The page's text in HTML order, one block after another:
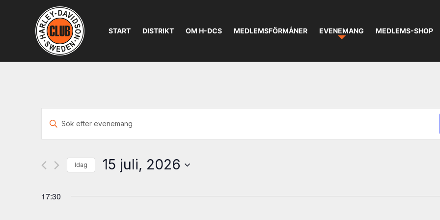
START DISTRIKT OM H-DCS MEDLEMSFÖRMÅNER EVENEMANG MEDLEMS-SHOP
Evenemang
Search
and
Views
Navigation
Ange
nyckelord.
Sök
EvenemangIdag 15 juli, 2026
17:30